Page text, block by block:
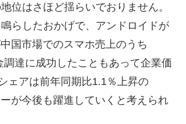
位はさほど揺らいでおりません。
らしたおかげで、アンドロイドが
国市場でのスマホ売上のうち
達に成功したこともあって企業価
ェアは前年同期比1.1％上昇の
が今後も躍進していくと考えられ